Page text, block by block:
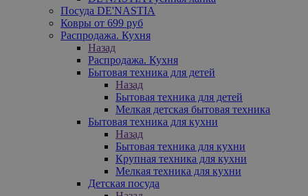
Посуда DE'NASTIA
Ковры от 699 руб
Распродажа. Кухня
Назад
Распродажа. Кухня
Бытовая техника для детей
Назад
Бытовая техника для детей
Мелкая детская бытовая техника
Бытовая техника для кухни
Назад
Бытовая техника для кухни
Крупная техника для кухни
Мелкая техника для кухни
Детская посуда